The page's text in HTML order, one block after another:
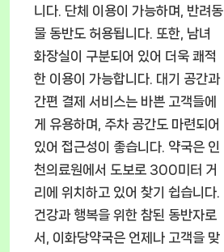
니다. 단체 이용이 가능하며, 반려동
물 동반도 허용됩니다. 또한, 남녀
화장실이 구분되어 있어 더욱 쾌적
한 이용이 가능합니다. 대기 공간과
간편 결제 서비스는 바쁜 고객들에
게 유용하며, 주차 공간도 마련되어
있어 접근성이 좋습니다. 약국은 인
천의료원에서 도보로 300미터 거
리에 위치하고 있어 찾기 쉽습니다.
건강과 행복을 위한 참된 동반자로
서, 이화당약국은 언제나 고객을 맞